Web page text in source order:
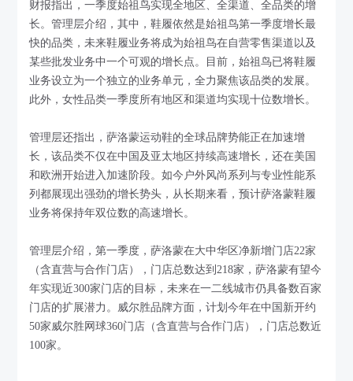
财报指出，一季度始祖鸟实现全地区、全渠道、全品类的增
长。管理层介绍，其中，鞋履依然是始祖鸟第一季度增长最
快的品类，未来鞋履业务将成为始祖鸟在自营零售渠道以及
某些批发业务中一个可观的增长点。目前，始祖鸟已将鞋履
业务设立为一个独立的业务单元，全力聚焦该品类的发展。
此外，女性品类一季度所有地区和渠道均实现十位数增长。
管理层还指出，萨洛蒙运动鞋的全球品牌势能正在加速增
长，该品类不仅在中国及亚太地区持续高速增长，还在美国
和欧洲开始进入加速阶段。如今户外风尚系列与专业性能系
列都展现出强劲的增长势头，从长期来看，预计萨洛蒙鞋履
业务将保持年双位数的高速增长。
管理层介绍，第一季度，萨洛蒙在大中华区净新增门店22家
（含直营与合作门店），门店总数达到218家，萨洛蒙有望今
年实现近300家门店的目标，未来在一二线城市仍具备数百家
门店的扩展潜力。威尔胜品牌方面，计划今年在中国新开约
50家威尔胜网球360门店（含直营与合作门店），门店总数近
100家。